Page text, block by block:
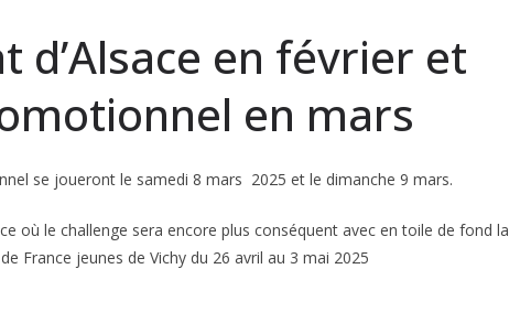
d’Alsace en février et
en mars
se joueront le samedi 8 mars 2025 et le dimanche 9 mars.
où le challenge sera encore plus conséquent avec en toile de fond la
France jeunes de Vichy du 26 avril au 3 mai 2025